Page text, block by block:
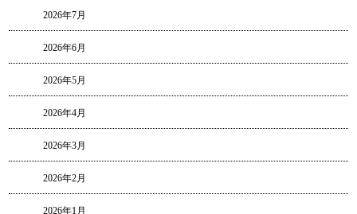
2026年7月
2026年6月
2026年5月
2026年4月
2026年3月
2026年2月
2026年1月